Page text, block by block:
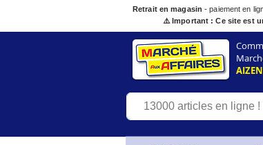
Retrait en magasin - paiement en
⚠️ Important : Ce site est